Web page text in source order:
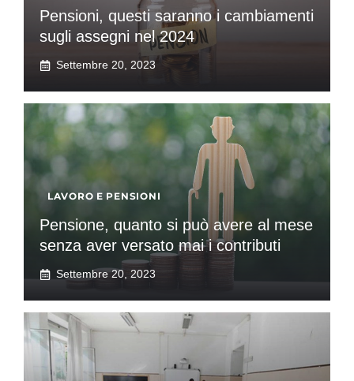
Pensioni, questi saranno i cambiamenti
sugli assegni nel 2024
Settembre 20, 2023
LAVORO E PENSIONI
Pensione, quanto si può avere al mese
senza aver versato mai i contributi
Settembre 20, 2023